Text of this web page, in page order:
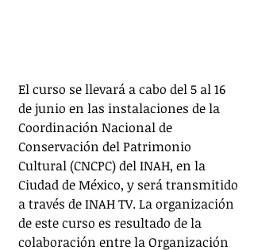
El curso se llevará a cabo del 5 al 16
de junio en las instalaciones de la
Coordinación Nacional de
Conservación del Patrimonio
Cultural (CNCPC) del INAH, en la
Ciudad de México, y será transmitido
a través de INAH TV. La organización
de este curso es resultado de la
colaboración entre la Organización